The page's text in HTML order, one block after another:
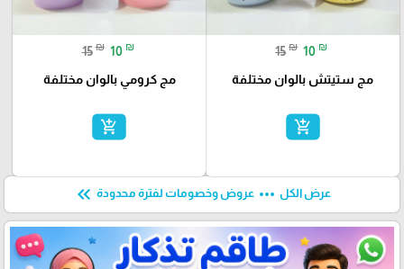
15 ₪ 10 ₪
مج ستيتش بالوان مختلفة
add_shopping_cart
15 ₪ 10 ₪
مج كرومي بالوان مختلفة
add_shopping_cart
عرض الكل more_horiz عروض وخصومات لفترة محدودة keyboard_double_arrow_left